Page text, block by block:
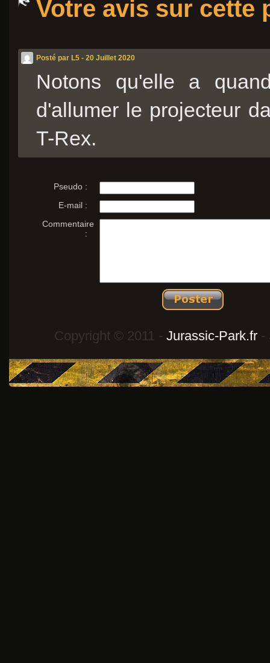
Votre avis sur cette
Posté par L5 - 20 Juillet 2020
Notons qu'elle a
d'allumer le projecteur
T-Rex.
Pseudo :
E-mail :
Commentaire
:
Copyright © 2011 - Jurassic-Park.fr -